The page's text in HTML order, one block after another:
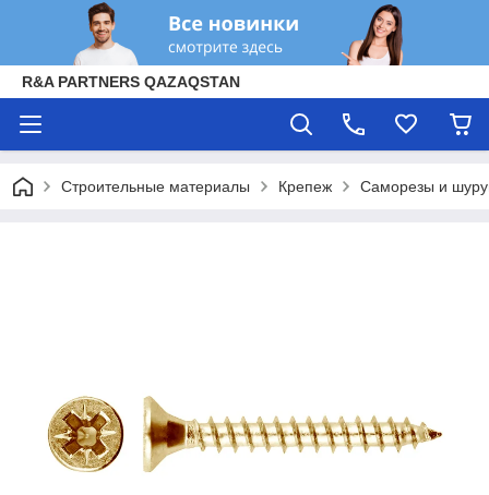
R&A PARTNERS QAZAQSTAN
Строительные материалы Крепеж Саморезы и